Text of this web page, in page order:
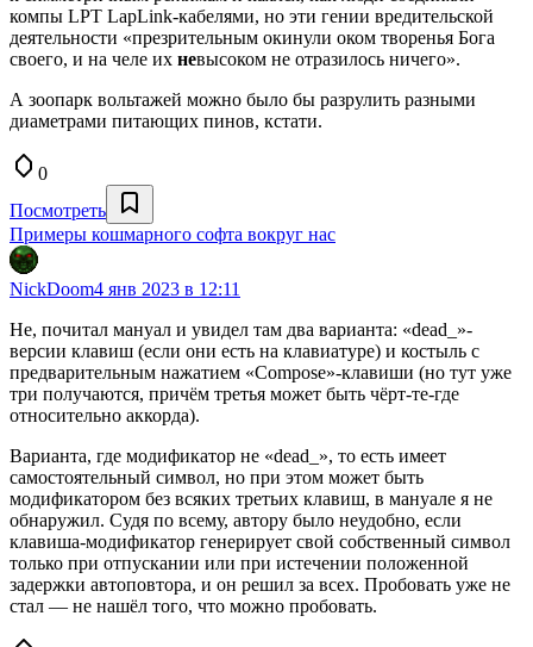
компы LPT LapLink-кабелями, но эти гении вредительской
деятельности «презрительным окинули оком творенья Бога
своего, и на челе их невысоком не отразилось ничего».
А зоопарк вольтажей можно было бы разрулить разными
диаметрами питающих пинов, кстати.
0
Посмотреть
Примеры кошмарного софта вокруг нас
NickDoom4 янв 2023 в 12:11
Не, почитал мануал и увидел там два варианта: «dead_»-
версии клавиш (если они есть на клавиатуре) и костыль с
предварительным нажатием «Compose»-клавиши (но тут уже
три получаются, причём третья может быть чёрт-те-где
относительно аккорда).
Варианта, где модификатор не «dead_», то есть имеет
самостоятельный символ, но при этом может быть
модификатором без всяких третьих клавиш, в мануале я не
обнаружил. Судя по всему, автору было неудобно, если
клавиша-модификатор генерирует свой собственный символ
только при отпускании или при истечении положенной
задержки автоповтора, и он решил за всех. Пробовать уже не
стал — не нашёл того, что можно пробовать.